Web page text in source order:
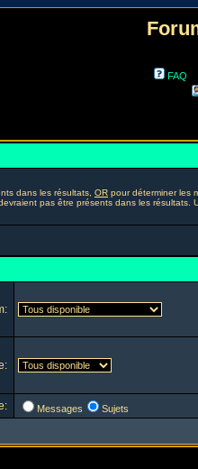
FAQ
dans les résultats, OR pour déterminer les
pas être présents dans les résultats.
Messages Sujets